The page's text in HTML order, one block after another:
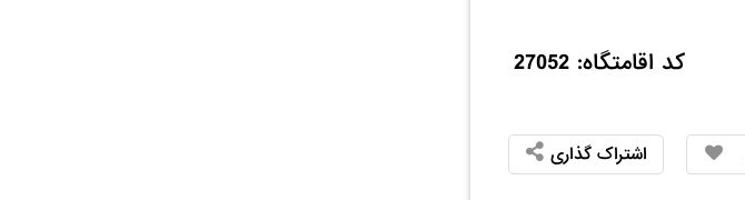
کد اقامتگاه: 27052
اشتراک گذاری